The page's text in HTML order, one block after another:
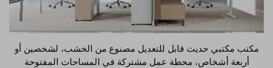
مكتب مكتبي حديث قابل للتعديل مصنوع من الخشب، لشخصين أو
أربعة أشخاص، محطة عمل مشتركة في المساحات المفتوحة